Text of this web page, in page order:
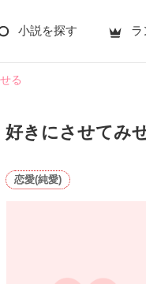
小説を探す ラ
る
好きにさせてみ
恋愛(純愛)